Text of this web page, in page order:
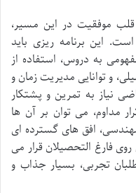
قلب موفقیت در این مسیر،
این برنامه ریزی باید
به دروس، استفاده از
و توانایی مدیریت زمان و
نیاز به تمرین و پشتکار
مداوم، می توان بر آن ها
افق های گسترده ای
فارغ التحصیلان قرار می
تجربی، بسیار جذاب و